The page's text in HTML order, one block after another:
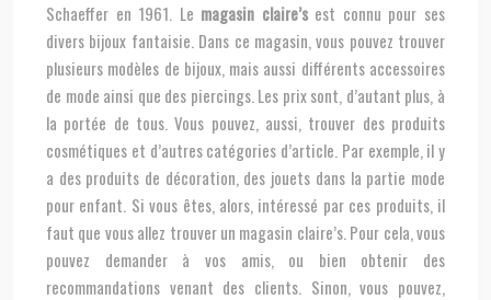
Schaeffer en 1961. Le magasin claire’sest connu pour ses
divers bijoux fantaisie. Dans ce magasin, vous pouvez trouver
plusieurs modèles de bijoux, mais aussi différents accessoires
de mode ainsi que des piercings. Les prix sont, d’autant plus, à
la portée de tous. Vous pouvez, aussi, trouver des produits
cosmétiques et d’autres catégories d’article. Par exemple, il y
a des produits de décoration, des jouets dans la partie mode
pour enfant. Si vous êtes, alors, intéressé par ces produits, il
faut que vous allez trouver un magasin claire’s. Pour cela, vous
pouvez demander à vos amis, ou bien obtenir des
recommandations venant des clients. Sinon, vous pouvez,